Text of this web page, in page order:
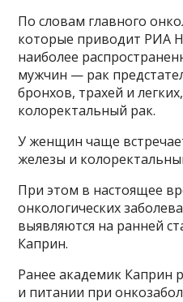
По словам главного
которые приводит РИА
наиболее
мужчин — рак
бронхов, трахей и
колоректальный рак.
У женщин чаще
железы и
При этом в настоящее
онкологических
выявляются на ранней
Каприн.
Ранее академик Каприн
и питании при